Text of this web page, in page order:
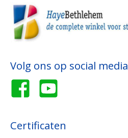
Volg ons op social media
Certificaten